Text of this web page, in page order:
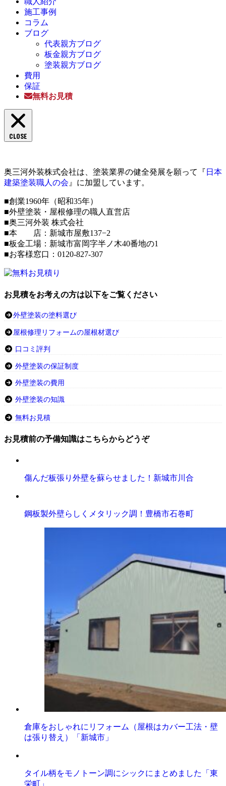
施工事例
コラム
ブログ
代表親方ブログ
板金親方ブログ
塗装親方ブログ
費用
保証
無料お見積
CLOSE
奥三河外装株式会社は、塗装業界の健全発展を願って『 日本
建築塗装職人の会 』に加盟しています。
■創業1960年（昭和35年）
■外壁塗装・屋根修理の職人直営店
■奥三河外装 株式会社
■本 店：新城市屋敷137−2
■板金工場：新城市富岡字半ノ木40番地の1
■お客様窓口：0120-827-307
お見積をお考えの方は以下をご覧ください
外壁塗装の塗料選び
屋根修理リフォームの屋根材選び
口コミ評判
外壁塗装の保証制度
外壁塗装の費用
外壁塗装の知識
無料お見積
お見積前の予備知識はこちらからどうぞ
傷んだ板張り外壁を蘇らせました！新城市川合
鋼板製外壁らしくメタリック調！豊橋市石巻町
倉庫をおしゃれにリフォーム（屋根はカバー工法・壁
は張り替え）「新城市」
タイル柄をモノトーン調にシックにまとめました「東
栄町」